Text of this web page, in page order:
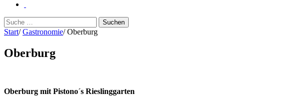
Suchen
nach:
Start/ Gastronomie/ Oberburg
Oberburg
Oberburg mit Pistono´s Rieslinggarten